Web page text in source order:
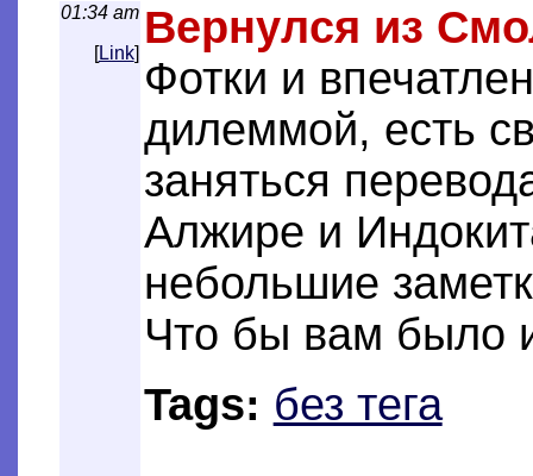
01:34 am
[Link]
Вернулся из
Фотки и
дилеммой, есть
заняться
Алжире и
небольшие
Что бы вам было
Tags: без тега